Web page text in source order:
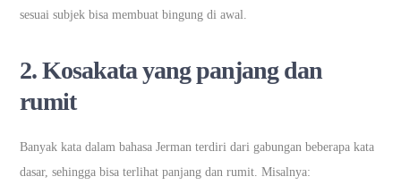
sesuai subjek bisa membuat bingung di awal.
2. Kosakata yang panjang dan
rumit
Banyak kata dalam bahasa Jerman terdiri dari gabungan beberapa kata
dasar, sehingga bisa terlihat panjang dan rumit. Misalnya: